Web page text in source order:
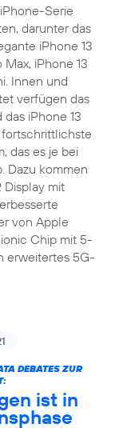
Serie
darunter das
iPhone 13
Max, iPhone 13
Innen und
verfügen das
das iPhone 13
das es je bei
Dazu kommen
Display mit
von Apple
Chip mit 5-
erweitertes 5G-
DEBATES ZUR
ist in